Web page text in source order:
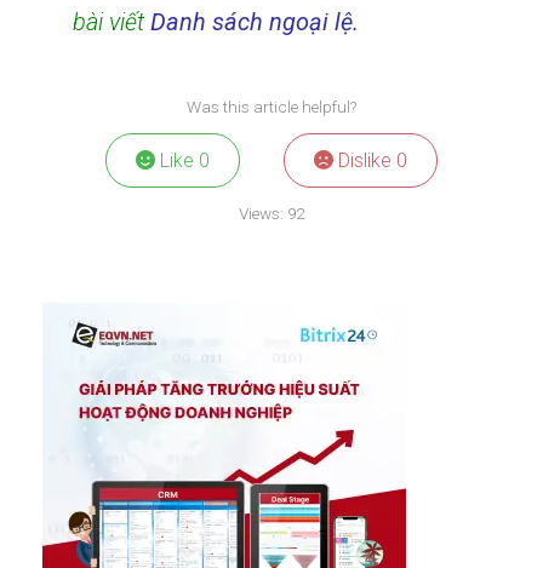
bài viếtDanh sách ngoại lệ.
Was this article helpful?
Like 0 Dislike 0
Views: 92